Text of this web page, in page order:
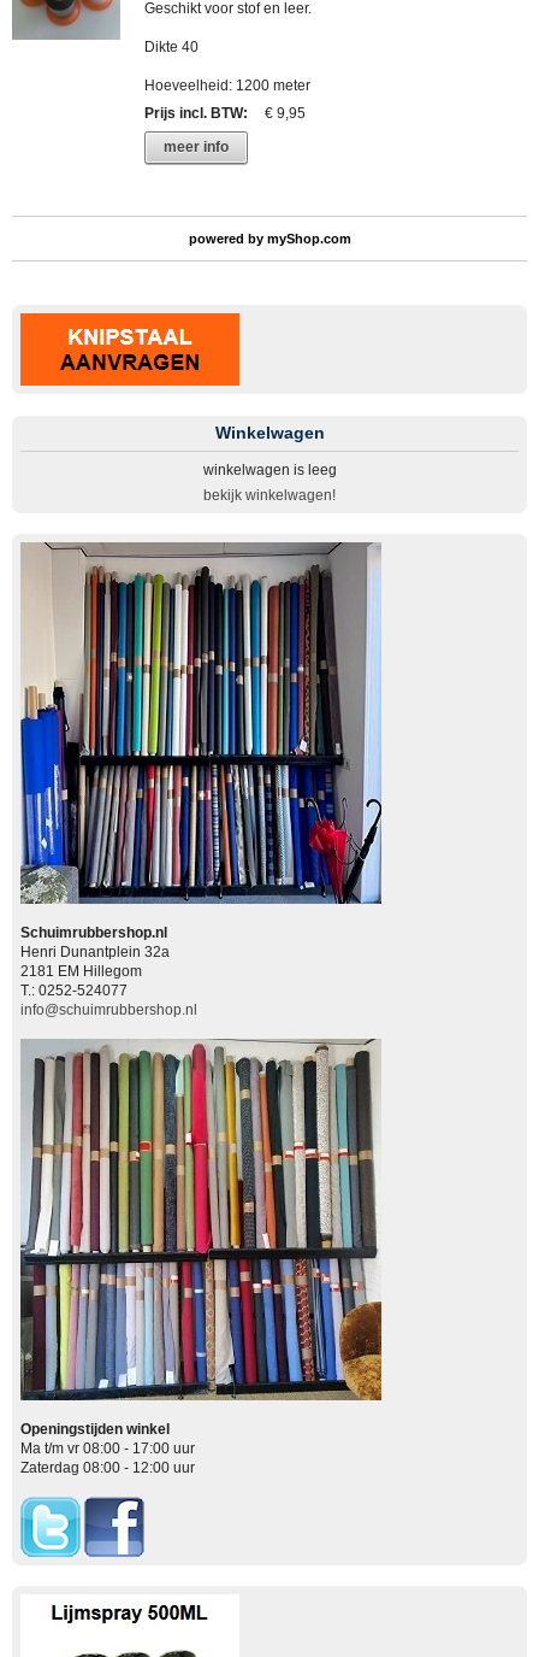
Geschikt voor stof en leer.
Dikte 40
Hoeveelheid: 1200 meter
Prijs incl. BTW:
€ 9,95
meer info
powered by myShop.com
Winkelwagen
winkelwagen is leeg
bekijk winkelwagen!
Schuimrubbershop.nl
Henri Dunantplein 32a
2181 EM Hillegom
T.: 0252-524077
info@schuimrubbershop.nl
Openingstijden winkel
Ma t/m vr 08:00 - 17:00 uur
Zaterdag 08:00 - 12:00 uur